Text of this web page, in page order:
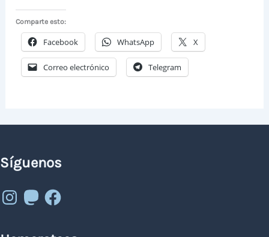
Comparte esto:
Facebook WhatsApp X
Correo electrónico Telegram
Síguenos
Instagram
MastodonFacebook